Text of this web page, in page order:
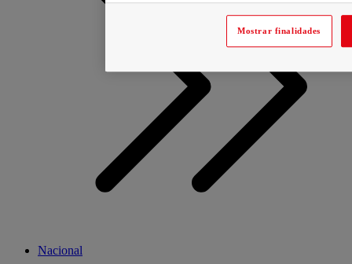
Nacional
Mostrar finalidades